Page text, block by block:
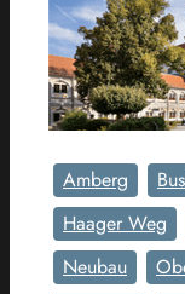
Amberg
Haager Weg
Neubau